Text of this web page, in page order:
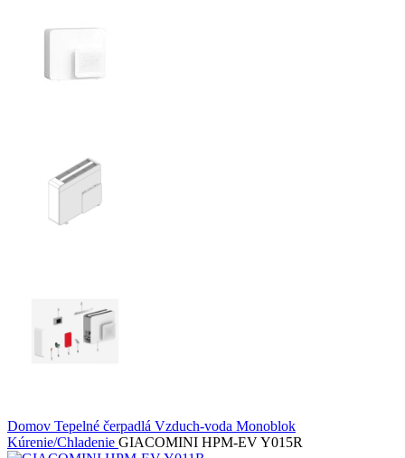
Domov Tepelné čerpadlá Vzduch-voda Monoblok
Kúrenie/Chladenie GIACOMINI HPM-EV Y015R